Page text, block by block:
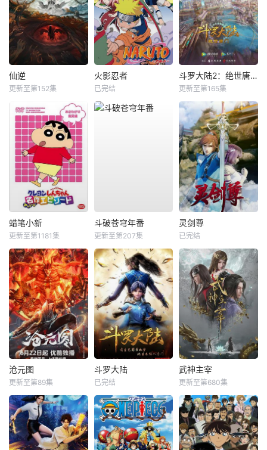
仙逆
更新至第152集
火影忍者
已完结
斗罗大陆2：绝世唐门
更新至第165集
蜡笔小新
更新至第1181集
斗破苍穹年番
更新至第207集
灵剑尊
已完结
沧元图
更新至第89集
斗罗大陆
已完结
武神主宰
更新至第680集